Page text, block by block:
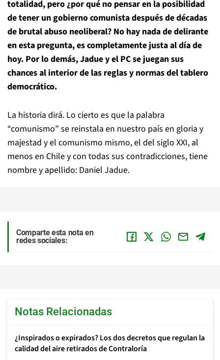
totalidad, pero ¿por qué no pensar en la posibilidad
de tener un gobierno comunista después de décadas
de brutal abuso neoliberal? No hay nada de delirante
en esta pregunta, es completamente justa al día de
hoy. Por lo demás, Jadue y el PC se juegan sus
chances al interior de las reglas y normas del tablero
democrático.
La historia dirá. Lo cierto es que la palabra
“comunismo” se reinstala en nuestro país en gloria y
majestad y el comunismo mismo, el del siglo XXI, al
menos en Chile y con todas sus contradicciones, tiene
nombre y apellido: Daniel Jadue.
Comparte esta nota en
redes sociales:
Notas Relacionadas
¿Inspirados o expirados? Los dos decretos que regulan la
calidad del aire retirados de Contraloría